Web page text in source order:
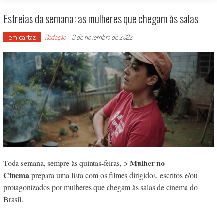
Estreias da semana: as mulheres que chegam às salas
em cartaz Redação- 3 de novembro de 2022
Toda semana, sempre às quintas-feiras, o Mulher no
Cinemaprepara uma lista com os filmes dirigidos, escritos e/ou
protagonizados por mulheres que chegam às salas de cinema do
Brasil.